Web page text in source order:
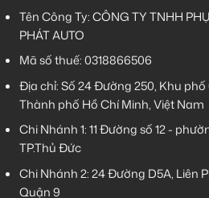
Tên Công Ty: CÔNG TY TNHH
PHÁT AUTO
Mã số thuế: 0318866506
Địa chỉ: Số 24 Đường 250, Khu
Thành phố Hồ Chí Minh, Việt Nam
Chi Nhánh 1:11 Đường số 12 -
TP.Thủ Đức
Chi Nhánh 2:24 Đường D5A, Liên
Quận 9